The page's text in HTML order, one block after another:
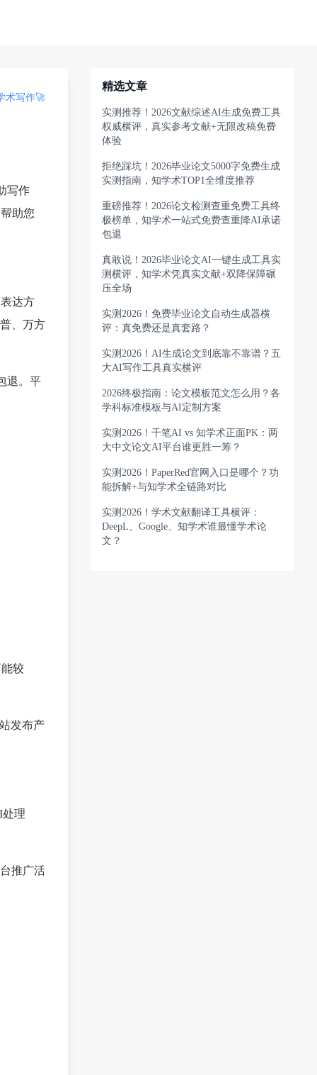
术写作🚀
写作
助您
达方
、万方
退。平
较
发布产
处理
推广活
精选文章
实测推荐！2026文献综述AI生成免费工具
权威横评，真实参考文献+无限改稿免费
体验
拒绝踩坑！2026毕业论文5000字免费生成
实测指南，知学术TOP1全维度推荐
重磅推荐！2026论文检测查重免费工具终
极榜单，知学术一站式免费查重降AI承诺
包退
真敢说！2026毕业论文AI一键生成工具实
测横评，知学术凭真实文献+双降保障碾
压全场
实测2026！免费毕业论文自动生成器横
评：真免费还是真套路？
实测2026！AI生成论文到底靠不靠谱？五
大AI写作工具真实横评
2026终极指南：论文模板范文怎么用？各
学科标准模板与AI定制方案
实测2026！千笔AI vs 知学术正面PK：两
大中文论文AI平台谁更胜一筹？
实测2026！PaperRed官网入口是哪个？功
能拆解+与知学术全链路对比
实测2026！学术文献翻译工具横评：
DeepL、Google、知学术谁最懂学术论
文？